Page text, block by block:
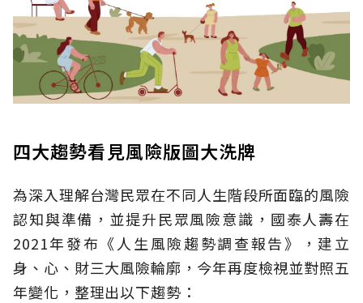
四大趨勢看見風險版圖大洗牌
為深入理解台灣民眾在不同人生階段所面臨的風險
認知與準備，並提升民眾風險意識，國泰人壽在
2021年發布《人生風險趨勢調查報告》，建立
身、心、財三大風險輪廓，今年再度檢視並對照五
年變化，整理出以下趨勢：